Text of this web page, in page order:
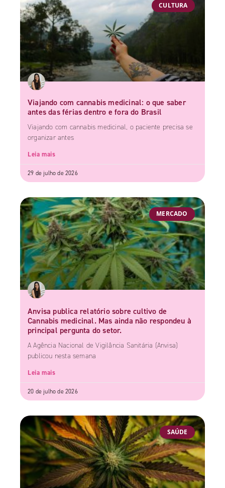
CULTURA
Viajando com cannabis medicinal: o que saber
antes das férias dentro e fora do Brasil
Viajando com cannabis medicinal, o paciente precisa se
organizar antes
Leia mais
29 de julho de 2026
MERCADO
Anvisa publica relatório sobre cultivo de
Cannabis medicinal. Mas ainda não respondeu à
principal pergunta do setor.
A Agência Nacional de Vigilância Sanitária (Anvisa)
publicou nesta semana
Leia mais
20 de julho de 2026
SAÚDE